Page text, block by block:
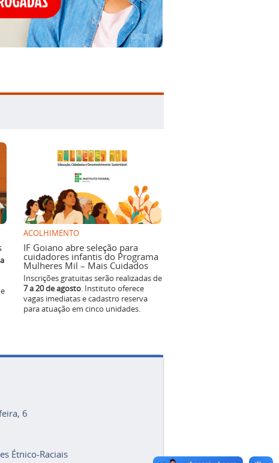
ACOLHIMENTO
IF Goiano abre seleção para
cuidadores infantis do Programa
Mulheres Mil – Mais Cuidados
Inscrições gratuitas serão realizadas de
7 a 20 de agosto. Instituto oferece
vagas imediatas e cadastro reserva
para atuação em cinco unidades.
6
Étnico-Raciais